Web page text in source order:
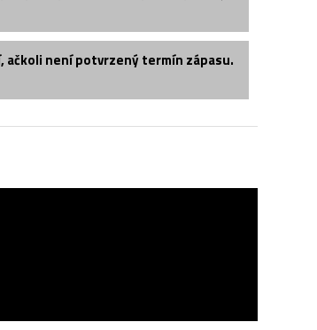
není potvrzený termín zápasu.